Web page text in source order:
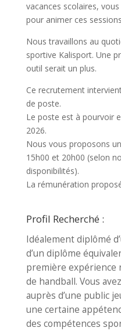
vacances scolaires,
pour animer ces sessions
Nous travaillons au
sportive Kalisport. Une
outil serait un plus.
Ce recrutement
de poste.
Le poste est à pourvoir
2026.
Nous vous proposons
15h00 et 20h00 (selon
disponibilités).
La rémunération
Profil Recherché :
Idéalement diplômé
d’un diplôme
première expérience
de handball. Vous
auprès d’une public
une certaine
des compétences